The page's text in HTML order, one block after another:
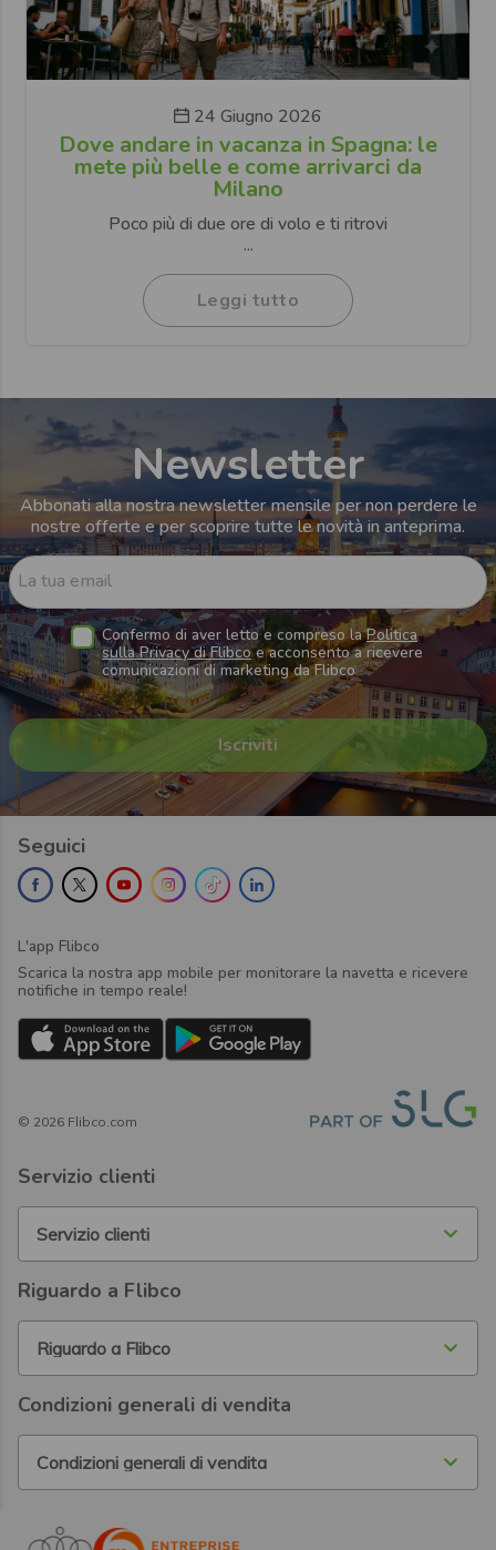
24 Giugno 2026
Dove andare in vacanza in Spagna: le
mete più belle e come arrivarci da
Milano
Poco più di due ore di volo e ti ritrovi
...
Leggi tutto
Newsletter
Abbonati alla nostra newsletter mensile per non perdere le
nostre offerte e per scoprire tutte le novità in anteprima.
La tua email
Confermo di aver letto e compreso laPolitica
sulla Privacy di Flibcoe acconsento a ricevere
comunicazioni di marketing da Flibco
Seguici
L'app Flibco
Scarica la nostra app mobile per monitorare la navetta e ricevere
notifiche in tempo reale!
© 2026 Flibco.com
Servizio clienti
Servizio clienti
Riguardo a Flibco
Riguardo a Flibco
Condizioni generali di vendita
Condizioni generali di vendita